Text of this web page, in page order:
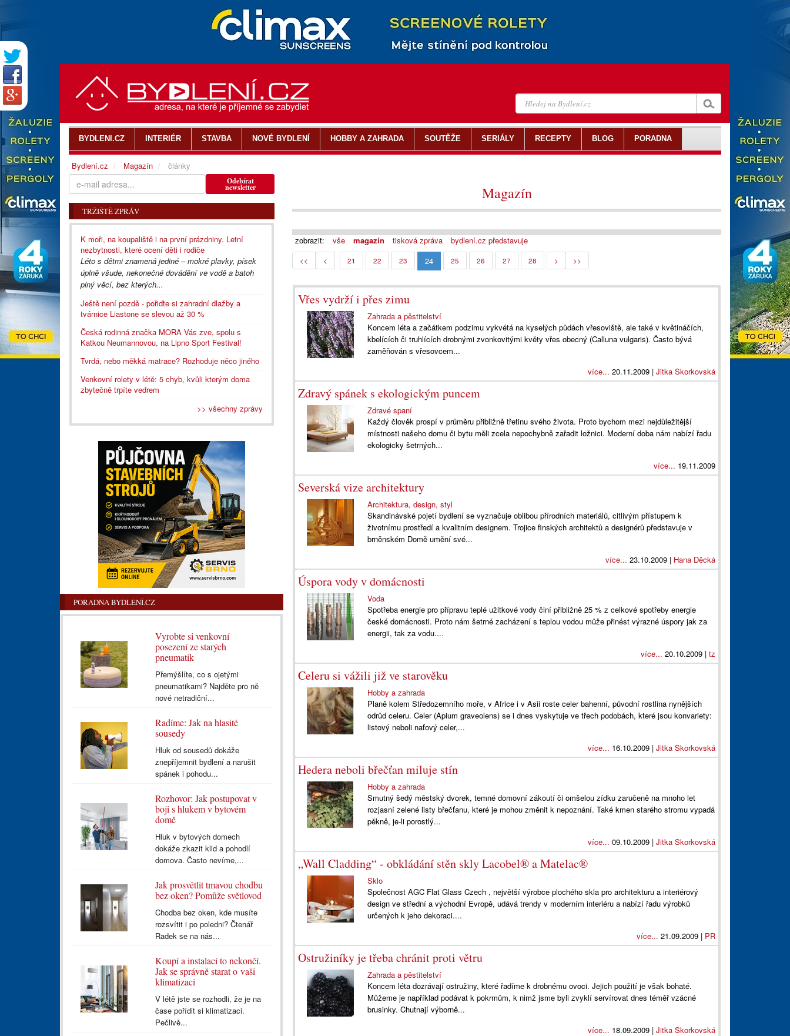
Magazín
zobrazit: vše magazín tisková zpráva bydlení.cz představuje
<< < 21 22 23 24 25 26 27 28 > >>
Vřes vydrží i přes zimu
Zahrada a pěstitelství
Koncem léta a začátkem podzimu vykvétá na kyselých půdách vřesoviště, ale také v květináčích,
kbelících či truhlících drobnými zvonkovitými květy vřes obecný (Calluna vulgaris). Často bývá
zaměňován s vřesovcem...
více... 20.11.2009 | Jitka Skorkovská
Zdravý spánek s ekologickým puncem
Zdravé spaní
Každý člověk prospí v průměru přibližně třetinu svého života. Proto bychom mezi nejdůležitější
místnosti našeho domu či bytu měli zcela nepochybně zařadit ložnici. Moderní doba nám nabízí řadu
ekologicky šetrných...
více... 19.11.2009
Severská vize architektury
Architektura, design, styl
Skandinávské pojetí bydlení se vyznačuje oblibou přírodních materiálů, citlivým přístupem k
životnímu prostředí a kvalitním designem. Trojice finských architektů a designérů představuje v
brněnském Domě umění své...
více... 23.10.2009 | Hana Děcká
Úspora vody v domácnosti
Voda
Spotřeba energie pro přípravu teplé užitkové vody činí přibližně 25 % z celkové spotřeby energie
české domácnosti. Proto nám šetrné zacházení s teplou vodou může přinést výrazné úspory jak za
energii, tak za vodu....
více... 20.10.2009 | tz
Celeru si vážili již ve starověku
Hobby a zahrada
Planě kolem Středozemního moře, v Africe i v Asii roste celer bahenní, původní rostlina nynějších
odrůd celeru. Celer (Apium graveolens) se i dnes vyskytuje ve třech podobách, které jsou konvariety:
listový neboli naťový celer,...
více... 16.10.2009 | Jitka Skorkovská
Hedera neboli břečťan miluje stín
Hobby a zahrada
Smutný šedý městský dvorek, temné domovní zákoutí či omšelou zídku zaručeně na mnoho let
rozjasní zelené listy břečťanu, které je mohou změnit k nepoznání. Také kmen starého stromu vypadá
pěkně, je-li porostlý...
více... 09.10.2009 | Jitka Skorkovská
„Wall Cladding“ - obkládání stěn skly Lacobel® a Matelac®
Sklo
Společnost AGC Flat Glass Czech , největší výrobce plochého skla pro architekturu a interiérový
design ve střední a východní Evropě, udává trendy v moderním interiéru a nabízí řadu výrobků
určených k jeho dekoraci....
více... 21.09.2009 | PR
Ostružiníky je třeba chránit proti větru
Zahrada a pěstitelství
Koncem léta dozrávají ostružiny, které řadíme k drobnému ovoci. Jejich použití je však bohaté.
Můžeme je například podávat k pokrmům, k nimž jsme byli zvyklí servírovat dnes téměř vzácné
brusinky. Chutnají výborně...
více... 18.09.2009 | Jitka Skorkovská
Odebírat
newsletter
TRŽIŠTĚ ZPRÁV
K moři, na koupaliště i na první prázdniny. Letní
nezbytnosti, které ocení děti i rodiče
Léto s dětmi znamená jediné – mokré plavky, písek
úplně všude, nekonečné dovádění ve vodě a batoh
plný věcí, bez kterých...
Ještě není pozdě - pořiďte si zahradní dlažby a
tvárnice Liastone se slevou až 30 %
Česká rodinná značka MORA Vás zve, spolu s
Katkou Neumannovou, na Lipno Sport Festival!
Tvrdá, nebo měkká matrace? Rozhoduje něco jiného
Venkovní rolety v létě: 5 chyb, kvůli kterým doma
zbytečně trpíte vedrem
>> všechny zprávy
PORADNA BYDLENÍ.CZ
Vyrobte si venkovní
posezení ze starých
pneumatik
Přemýšlíte, co s ojetými
pneumatikami? Najděte pro ně
nové netradiční...
Radíme: Jak na hlasité
sousedy
Hluk od sousedů dokáže
znepříjemnit bydlení a narušit
spánek i pohodu...
Rozhovor: Jak postupovat v
boji s hlukem v bytovém
domě
Hluk v bytových domech
dokáže zkazit klid a pohodlí
domova. Často nevíme,...
Jak prosvětlit tmavou chodbu
bez oken? Pomůže světlovod
Chodba bez oken, kde musíte
rozsvítit i po poledni? Čtenář
Radek se na nás...
Koupí a instalací to nekončí.
Jak se správně starat o vaši
klimatizaci
V létě jste se rozhodli, že je na
čase pořídit si klimatizaci.
Pečlivě...
BYDLENI.CZ INTERIÉR STAVBA NOVÉ BYDLENÍ HOBBY A ZAHRADA SOUTĚŽE SERIÁLY RECEPTY BLOG PORADNA
Bydlení.cz Magazín články